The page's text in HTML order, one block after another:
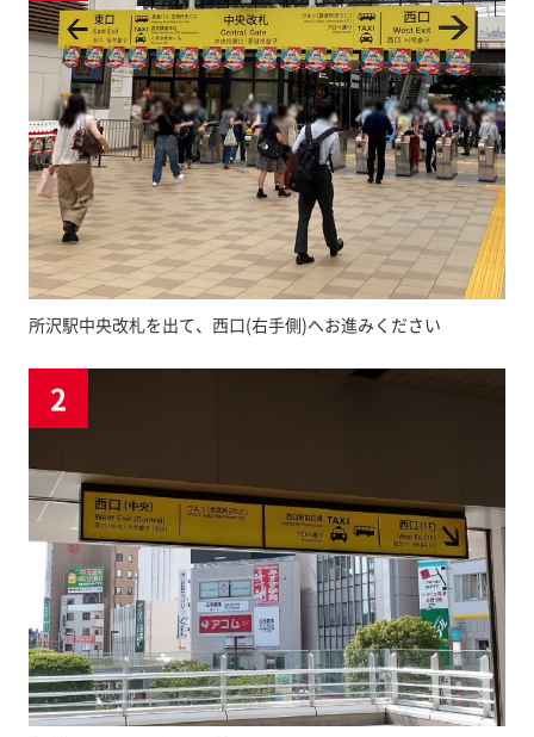
所沢駅中央改札を出て、西口(右手側)へお進みください
2